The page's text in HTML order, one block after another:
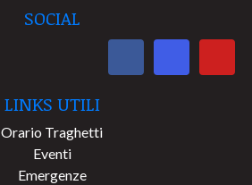
SOCIAL
LINKS UTILI
Orario Traghetti
Eventi
Emergenze